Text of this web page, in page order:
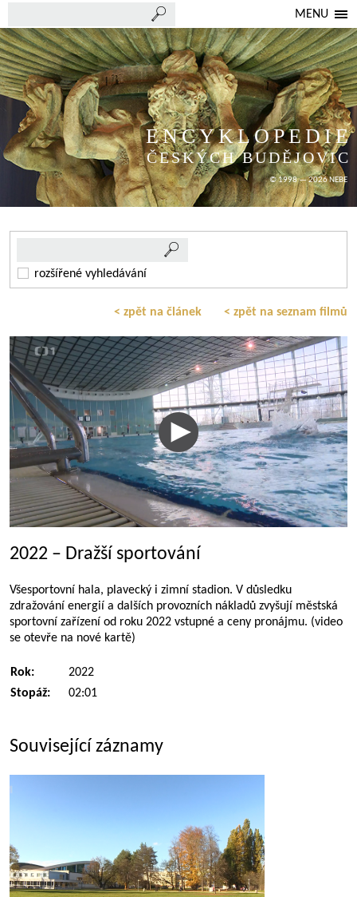
MENU
ENCYKLOPEDIE
ČESKÝCH BUDĚJOVIC
© 1998 — 2026 NEBE
rozšířené vyhledávání
< zpět na článek < zpět na seznam filmů
2022 – Dražší sportování
Všesportovní hala, plavecký i zimní stadion. V důsledku
zdražování energií a dalších provozních nákladů zvyšují městská
sportovní zařízení od roku 2022 vstupné a ceny pronájmu. (video
se otevře na nové kartě)
Rok:
2022
Stopáž:
02:01
Související záznamy